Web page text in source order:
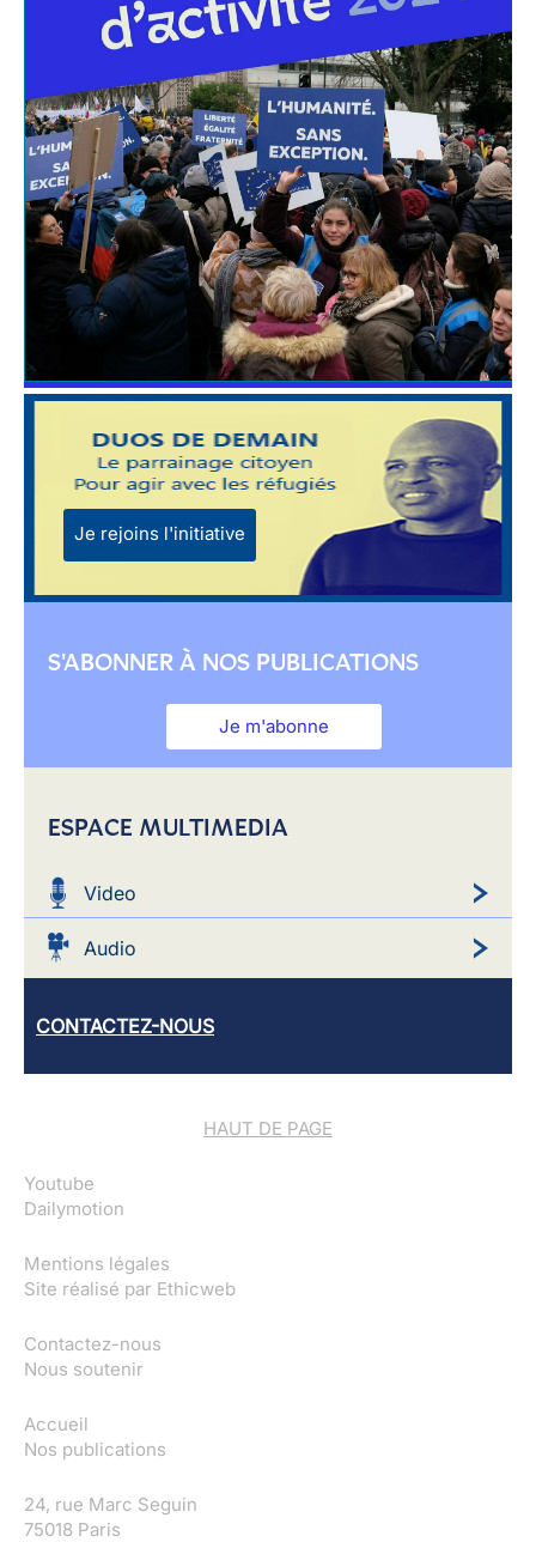
Je rejoins l'initiative
S'ABONNER À NOS PUBLICATIONS
Je m'abonne
ESPACE MULTIMEDIA
Video
Audio
CONTACTEZ-NOUS
HAUT DE PAGE
Youtube
Dailymotion
Mentions légales
Site réalisé par Ethicweb
Contactez-nous
Nous soutenir
Accueil
Nos publications
24, rue Marc Seguin
75018 Paris